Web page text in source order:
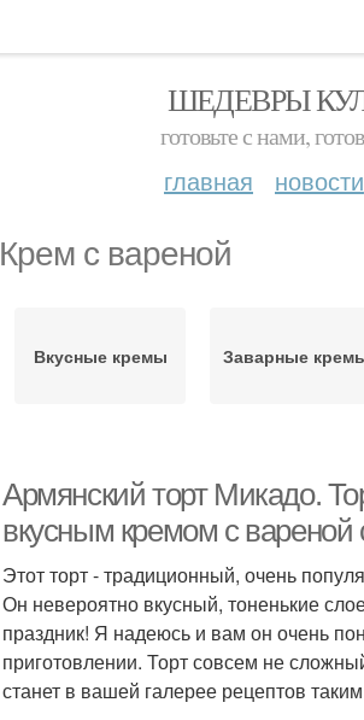
ШЕДЕВРЫ
готовьте с нами,
главная новости
Крем с вареной
Вкусные кремы Заварные
Армянский торт Микадо.
вкусным кремом с
Этот торт - традиционный, очень
Он невероятно вкусный, тоненькие
праздник! Я надеюсь и вам он очень
приготовлении. Торт совсем не
станет в вашей галерее рецептов